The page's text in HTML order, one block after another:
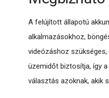
A felújított állapotú
alkalmazásokhoz,
videózáshoz
üzemidőt biztosítja, így a
választás azoknak, akik